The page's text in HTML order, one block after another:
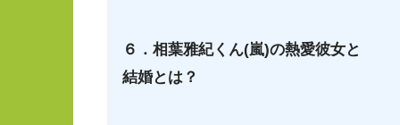
６．相葉雅紀くん(嵐)の熱愛彼女と
結婚とは？